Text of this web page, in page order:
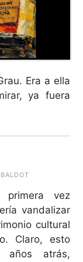
Era a ella
ya fuera
primera vez
vandalizar
cultural
Claro, esto
años atrás,